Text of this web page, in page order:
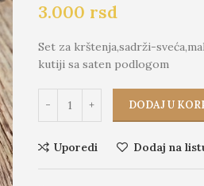
3.000 rsd
Set za krštenja,sadrži-
kutiji sa saten podlogom
DODAJ U
Uporedi Dodaj na